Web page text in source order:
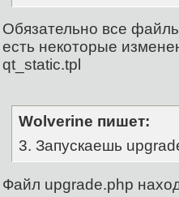
Обязательно все
есть некоторые
qt_static.tpl
Wolverine пишет:
3. Запускаешь
Файл upgrade.php